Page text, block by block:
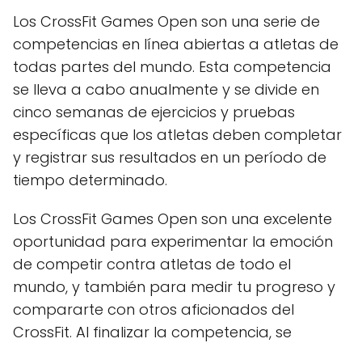
Los CrossFit Games Open son una serie de
competencias en línea abiertas a atletas de
todas partes del mundo. Esta competencia
se lleva a cabo anualmente y se divide en
cinco semanas de ejercicios y pruebas
específicas que los atletas deben completar
y registrar sus resultados en un período de
tiempo determinado.
Los CrossFit Games Open son una excelente
oportunidad para experimentar la emoción
de competir contra atletas de todo el
mundo, y también para medir tu progreso y
compararte con otros aficionados del
CrossFit. Al finalizar la competencia, se